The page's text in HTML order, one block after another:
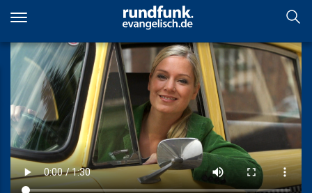
zum
Inhalt
Motzmobil - Generationen